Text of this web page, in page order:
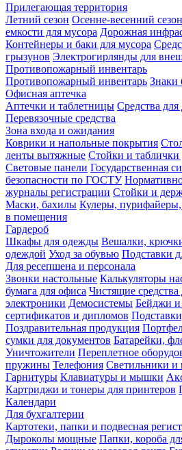
Прилегающая территория
Летний сезон Осенне-весенний сезон
емкости для мусора Дорожная
Контейнеры и баки для мусора
грызунов Электрогирлянды для
Противопожарный инвентарь
Противопожарный инвентарь Знаки
Офисная аптечка
Аптечки и таблетницы Средства
Перевязочные средства
Зона входа и ожидания
Коврики и напольные покрытия
ленты вытяжные Стойки и
Световые панели Государственная
безопасности по ГОСТУ
журналы регистрации Стойки и
Маски, бахилы Кулеры,
в помещения
Гардероб
Шкафы для одежды Вешалки,
одеждой Уход за обувью Подставки
Для ресепшена и персонала
Звонки настольные Калькуляторы
бумага для офиса Чистящие
электроники Демосистемы Бейджи и
сертификатов и дипломов
Поздравительная продукция
сумки для документов Батарейки,
Уничтожители Переплетное
пружины Телефония Светильники и
Гарнитуры Клавиатуры и мышки
Картриджи и тонеры для принтеров
Календари
Для бухгалтерии
Картотеки, папки и подвесная
Дыроколы мощные Папки, короба